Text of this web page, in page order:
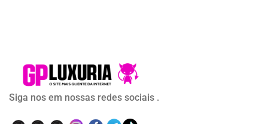
Siga nos em nossas redes sociais .